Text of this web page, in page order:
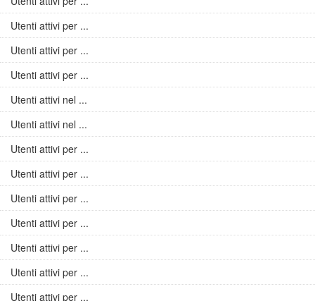
Utenti attivi per ...
Utenti attivi per ...
Utenti attivi per ...
Utenti attivi nel ...
Utenti attivi nel ...
Utenti attivi per ...
Utenti attivi per ...
Utenti attivi per ...
Utenti attivi per ...
Utenti attivi per ...
Utenti attivi per ...
Utenti attivi per ...